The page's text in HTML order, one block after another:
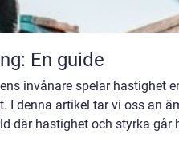
En guide
invånare spelar hastighet
I denna artikel tar vi oss an
där hastighet och styrka går